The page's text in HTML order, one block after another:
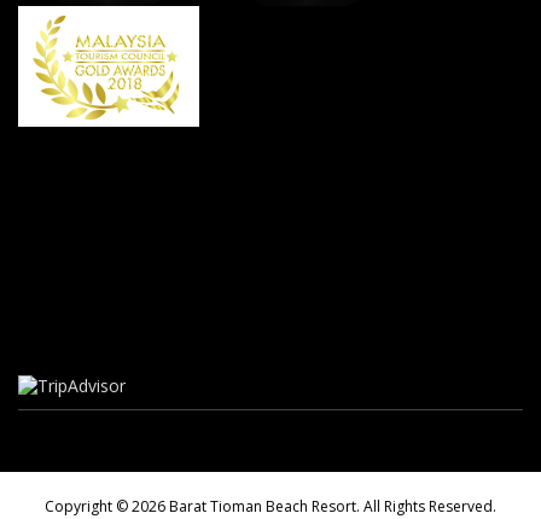
Copyright © 2026 Barat Tioman Beach Resort. All Rights Reserved.